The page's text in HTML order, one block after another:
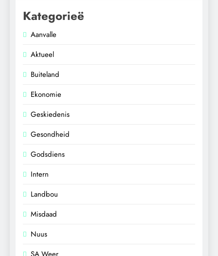
Kategorieë
Aanvalle
Aktueel
Buiteland
Ekonomie
Geskiedenis
Gesondheid
Godsdiens
Intern
Landbou
Misdaad
Nuus